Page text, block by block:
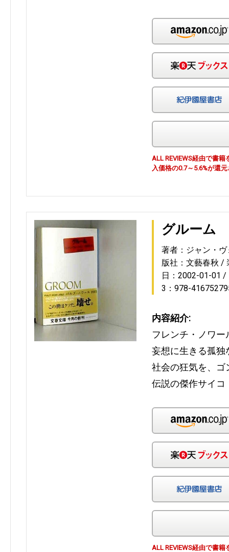
ALL REVIEWS経由で書
入価格の0.7～5.6%が還
グルーム
著者：ジャン・
版社：文藝春秋
日：2002-01-01
3：978-
内容紹介:
フレンチ・ノワ
妄想に生きる孤独
社会の狂気を、ゴ
伝説の傑作サイコ
ALL REVIEWS経由で書